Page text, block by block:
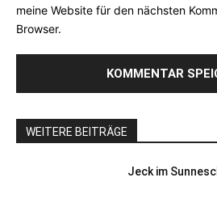
meine Website für den nächsten
Browser.
WEITERE BEITRÄGE
Jeck im